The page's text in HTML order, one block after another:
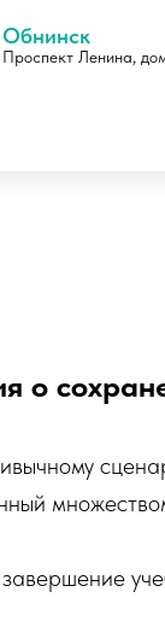
Обнинск
Проспект Ленина,
о